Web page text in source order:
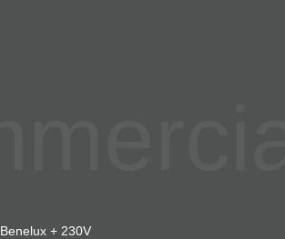
+ 230V